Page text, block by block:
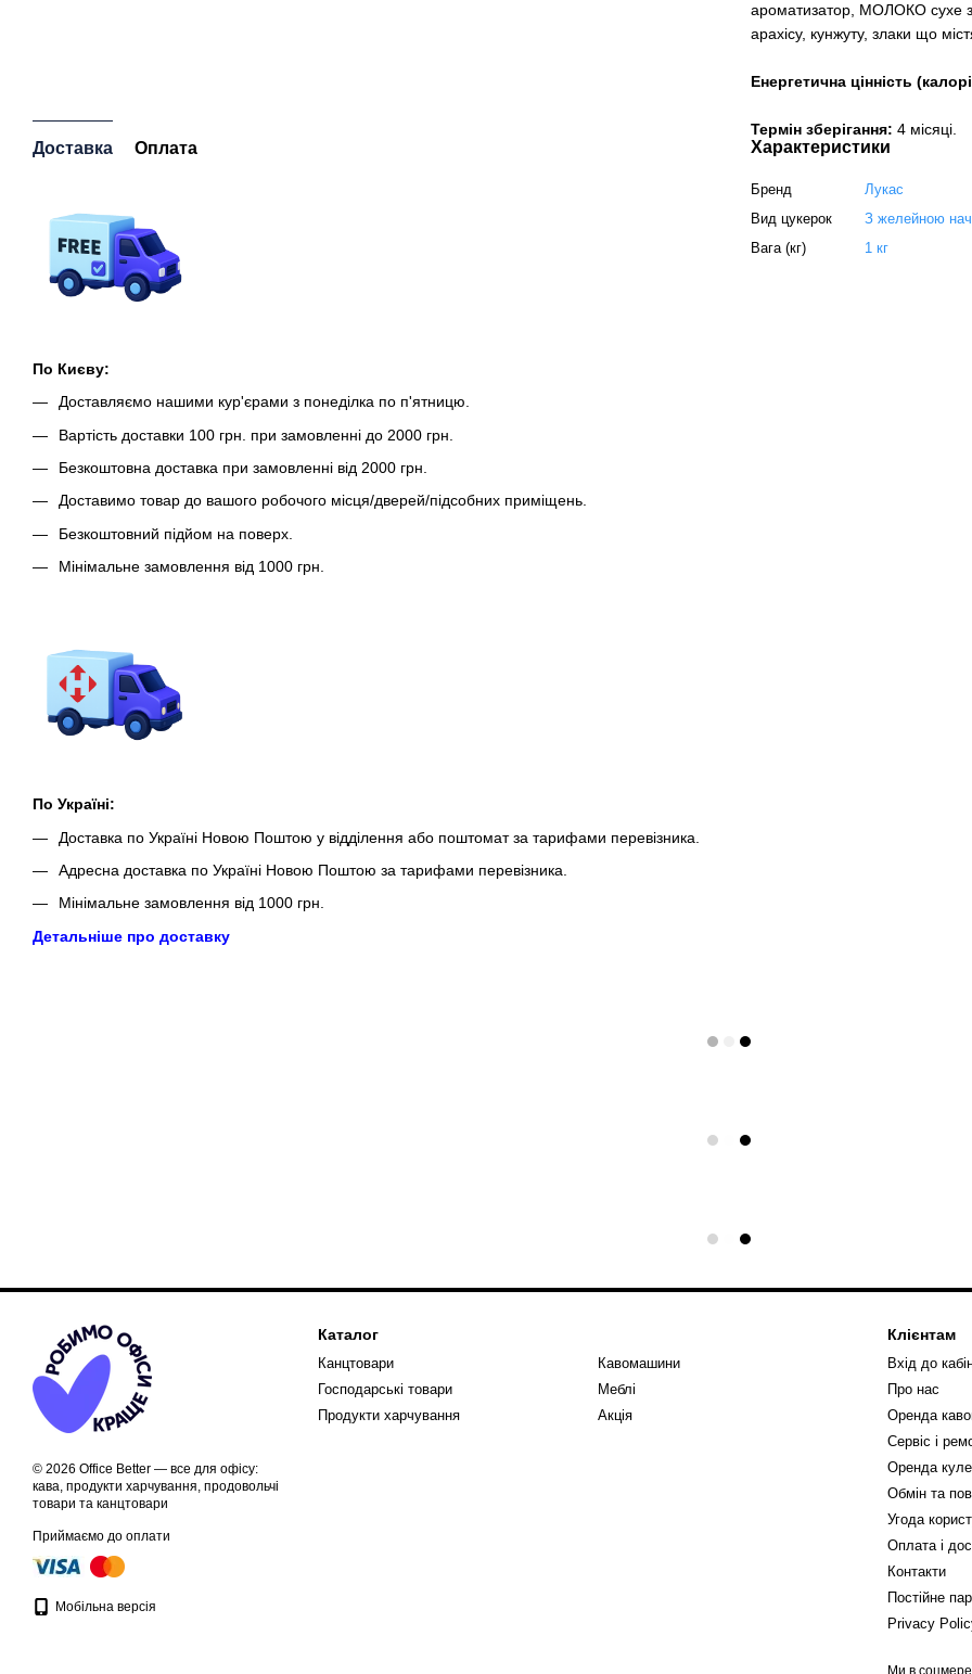
Доставка Оплата
По Києву:
Доставляємо нашими кур'єрами з понеділка по п'ятницю.
Вартість доставки 100 грн. при замовленні до 2000 грн.
Безкоштовна доставка при замовленні від 2000 грн.
Доставимо товар до вашого робочого місця/дверей/підсобних приміщень.
Безкоштовний підйом на поверх.
Мінімальне замовлення від 1000 грн.
По Україні:
Доставка по Україні Новою Поштою у відділення або поштомат за тарифами перевізника.
Адресна доставка по Україні Новою Поштою за тарифами перевізника.
Мінімальне замовлення від 1000 грн.
Детальніше про доставку
ароматизатор, МОЛОКО сухе
арахісу, кунжуту, злаки що
Енергетична цінність
Термін зберігання: 4 місяці.
Характеристики
Бренд
Лукас
Вид цукерок
З желейною
Вага (кг)
1 кг
© 2026 Office Better — все для офісу:
кава, продукти харчування, продовольчі
товари та канцтовари
Приймаємо до оплати
Мобільна версія
Каталог
Канцтовари
Господарські товари
Продукти харчування
Кавомашини
Меблі
Акція
Клієнтам
Вхід до
Про нас
Оренда
Сервіс і
Оренда
Обмін та
Угода
Оплата і
Контакти
Постійне
Privacy
Ми в